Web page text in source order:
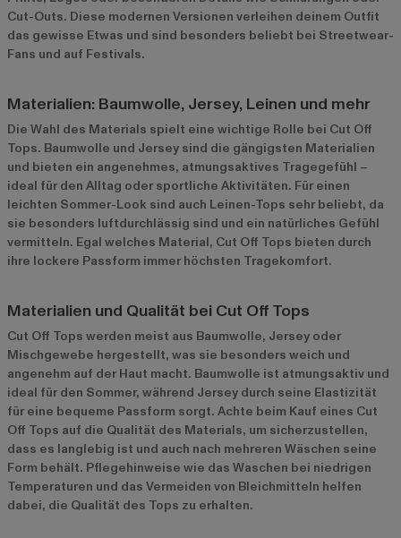
Cut-Outs. Diese modernen Versionen verleihen deinem Outfit
das gewisse Etwas und sind besonders beliebt bei Streetwear-
Fans und auf Festivals.
Materialien: Baumwolle, Jersey, Leinen und mehr
Die Wahl des Materials spielt eine wichtige Rolle bei Cut Off
Tops. Baumwolle und Jersey sind die gängigsten Materialien
und bieten ein angenehmes, atmungsaktives Tragegefühl –
ideal für den Alltag oder sportliche Aktivitäten. Für einen
leichten Sommer-Look sind auch Leinen-Tops sehr beliebt, da
sie besonders luftdurchlässig sind und ein natürliches Gefühl
vermitteln. Egal welches Material, Cut Off Tops bieten durch
ihre lockere Passform immer höchsten Tragekomfort.
Materialien und Qualität bei Cut Off Tops
Cut Off Tops werden meist aus Baumwolle, Jersey oder
Mischgewebe hergestellt, was sie besonders weich und
angenehm auf der Haut macht. Baumwolle ist atmungsaktiv und
ideal für den Sommer, während Jersey durch seine Elastizität
für eine bequeme Passform sorgt. Achte beim Kauf eines Cut
Off Tops auf die Qualität des Materials, um sicherzustellen,
dass es langlebig ist und auch nach mehreren Wäschen seine
Form behält. Pflegehinweise wie das Waschen bei niedrigen
Temperaturen und das Vermeiden von Bleichmitteln helfen
dabei, die Qualität des Tops zu erhalten.